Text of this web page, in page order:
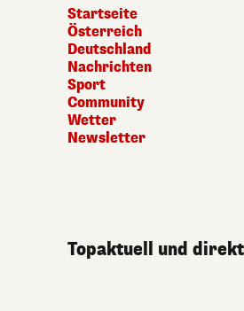
Startseite
Österreich
Deutschland
Nachrichten
Sport
Community
Wetter
Newsletter
Topaktuell und